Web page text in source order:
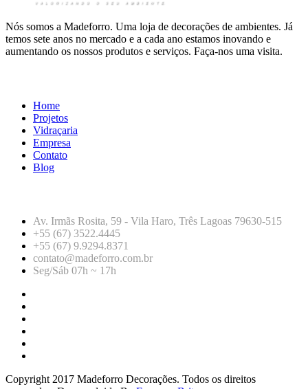
Nós somos a Madeforro. Uma loja de decorações de ambientes. Já
temos sete anos no mercado e a cada ano estamos inovando e
aumentando os nossos produtos e serviços. Faça-nos uma visita.
Home
Projetos
Vidraçaria
Empresa
Contato
Blog
Av. Irmãs Rosita, 59 - Vila Haro, Três Lagoas 79630-515
+55 (67) 3522.4445
+55 (67) 9.9294.8371
contato@madeforro.com.br
Seg/Sáb 07h ~ 17h
Copyright 2017 Madeforro Decorações. Todos os direitos